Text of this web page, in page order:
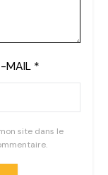
MAIL *
site dans le